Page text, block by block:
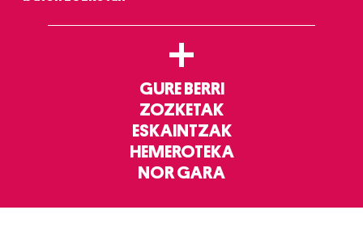
+
GURE BERRI
ZOZKETAK
ESKAINTZAK
HEMEROTEKA
NOR GARA